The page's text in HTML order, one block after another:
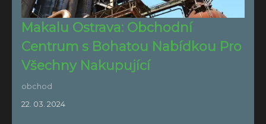
Makalu Ostrava: Obchodní
Centrum s Bohatou Nabídkou Pro
Všechny Nakupující
obchod
22. 03. 2024